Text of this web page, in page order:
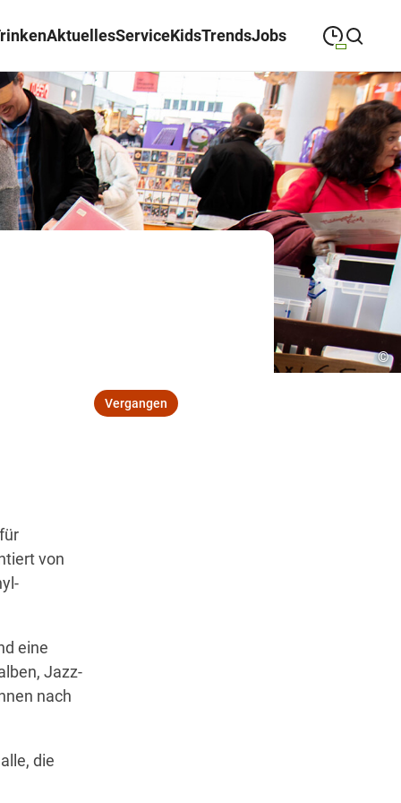
AktuellesServiceKidsTrendsJobs
Suche schließenMontag
MONTAG — 19:00
Dienstag
DIENSTAG 09:00— 19:00
Mittwoch
MITTWOCH 09:00—19:00
09:00—19:00
09:00— 19:00
09:00
©
Vergangen
von
eine
Jazz-
nach
die